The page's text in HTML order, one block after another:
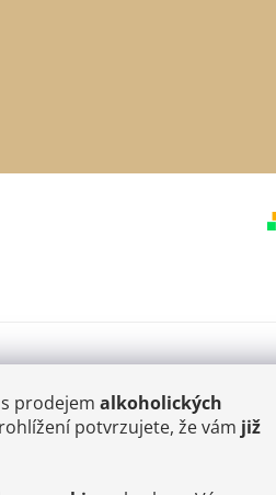
prodejem alkoholických
potvrzujete, že vám již